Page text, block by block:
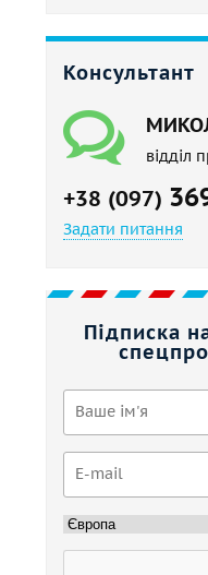
Консультант
відділ
+38 (097)
Задати питання
Підписка